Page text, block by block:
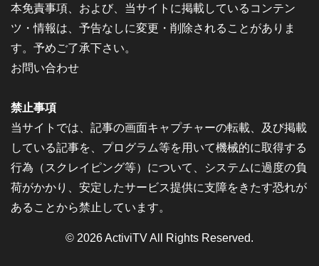
本免責事項、および、当サイトに掲載しているコンテン
ツ・情報は、予告なしに変更・削除されることがありま
す。予めご了承下さい。
お問い合わせ
禁止事項
当サイトでは、記事の画面キャプチャーの転載、及び掲載
している記事を、プログラム等を用いて機械的に取得する
行為（スクレイピング等）について、システムに過度の負
荷がかかり、安定したサービス提供に支障をきたす恐れが
あることから禁止しています。
© 2026ActiviTVAll Rights Reserved.